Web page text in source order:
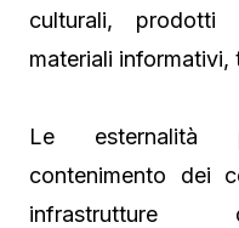
culturali,
materiali
Le esternalità
contenimento dei